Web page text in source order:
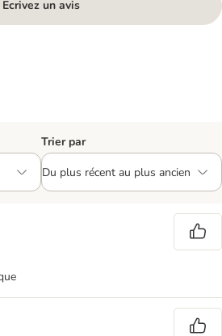
Ecrivez un avis
Trier par